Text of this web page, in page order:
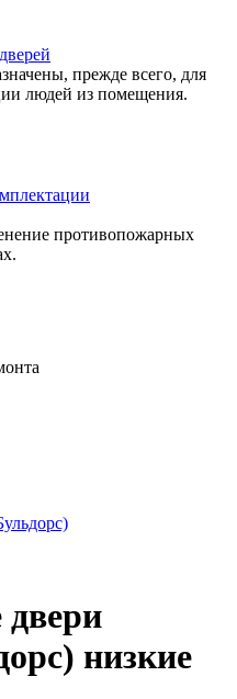
прежде всего, для
людей из помещения.
противопожарных
низкие